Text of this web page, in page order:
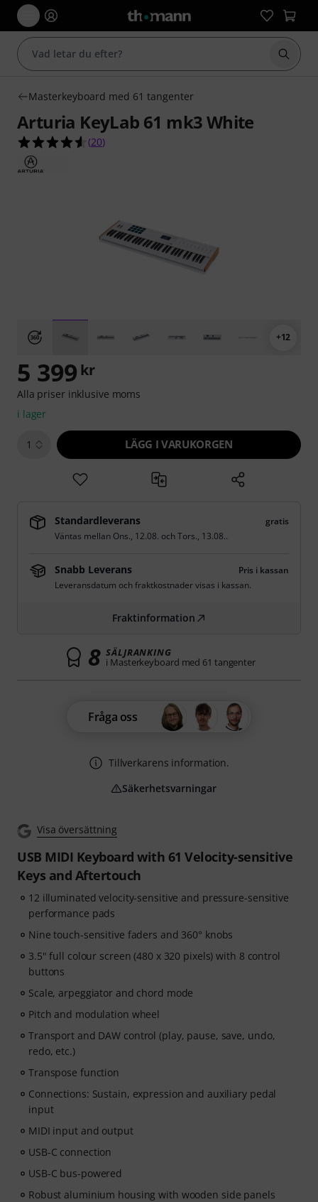
Börja
Masterkeyboard med 61 tangenter
Arturia KeyLab 61 mk3 White
4.6 av 5 stjärnor från 20 kundbetyg
(20)
+12
Visa översättning
USB MIDI Keyboard with 61 Velocity-sensitive
Keys and Aftertouch
12 illuminated velocity-sensitive and pressure-sensitive
performance pads
Nine touch-sensitive faders and 360° knobs
3.5" full colour screen (480 x 320 pixels) with 8 control
buttons
Scale, arpeggiator and chord mode
Pitch and modulation wheel
Transport and DAW control (play, pause, save, undo,
redo, etc.)
Transpose function
Connections: Sustain, expression and auxiliary pedal
input
MIDI input and output
USB-C connection
USB-C bus-powered
Robust aluminium housing with wooden side panels
5 399 kr
Alla priser inklusive moms
i lager
1 LÄGG I VARUKORGEN
Standardleverans
gratis
Väntas mellan Ons., 12.08. ochTors., 13.08..
Snabb Leverans
Pris i kassan
Leveransdatum och fraktkostnader visas i kassan.
Fraktinformation
8 SÄLJRANKING
i Masterkeyboard med 61 tangenter
Fråga oss
Tillverkarens information.
Säkerhetsvarningar